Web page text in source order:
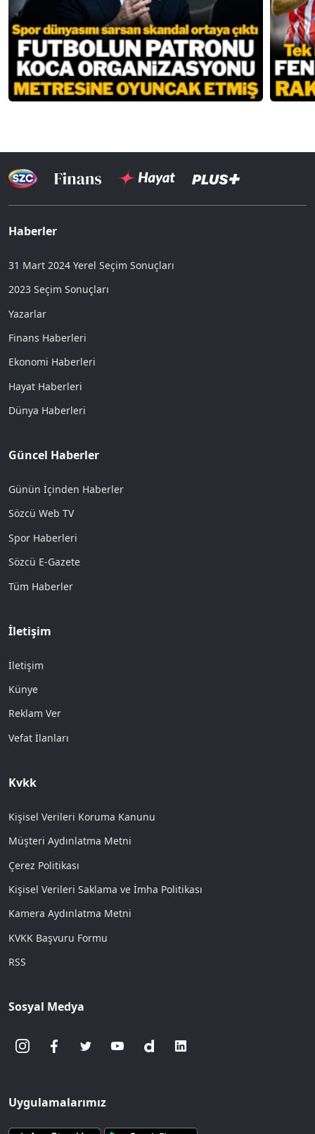
Haberler
31 Mart 2024 Yerel Seçim Sonuçları
2023 Seçim Sonuçları
Yazarlar
Finans Haberleri
Ekonomi Haberleri
Hayat Haberleri
Dünya Haberleri
Güncel Haberler
Günün İçinden Haberler
Sözcü Web TV
Spor Haberleri
Sözcü E-Gazete
Tüm Haberler
İletişim
İletişim
Künye
Reklam Ver
Vefat İlanları
Kvkk
Kişisel Verileri Koruma Kanunu
Müşteri Aydınlatma Metni
Çerez Politikası
Kişisel Verileri Saklama ve İmha Politikası
Kamera Aydınlatma Metni
KVKK Başvuru Formu
RSS
Sosyal Medya
Uygulamalarımız